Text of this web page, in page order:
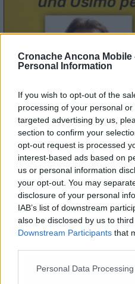
Cronache Ancona Mobile
Personal Information
If you wish to opt-out of the
processing of your personal
targeted advertising by us,
section to confirm your
opt-out request is processed
interest-based ads based on
us or personal information
your opt-out. You may
disclosure of your personal
IAB’s list of downstream
also be disclosed by us to
Downstream Participants that
Personal Data
© RIPRODUZIONE
Vai